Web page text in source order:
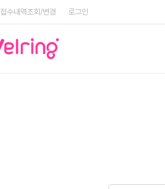
접수내역조회/변경 로그인